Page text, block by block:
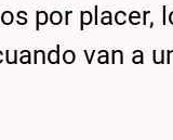
por placer,
van a